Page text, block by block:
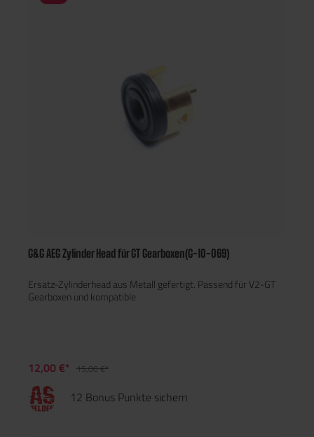
G&G AEG Zylinder Head für GT Gearboxen(G-10-069)
Ersatz-Zylinderhead aus Metall gefertigt. Passend für V2-GT
Gearboxen und kompatible
12,00 €* 15,00 €*
12 Bonus Punkte sichern